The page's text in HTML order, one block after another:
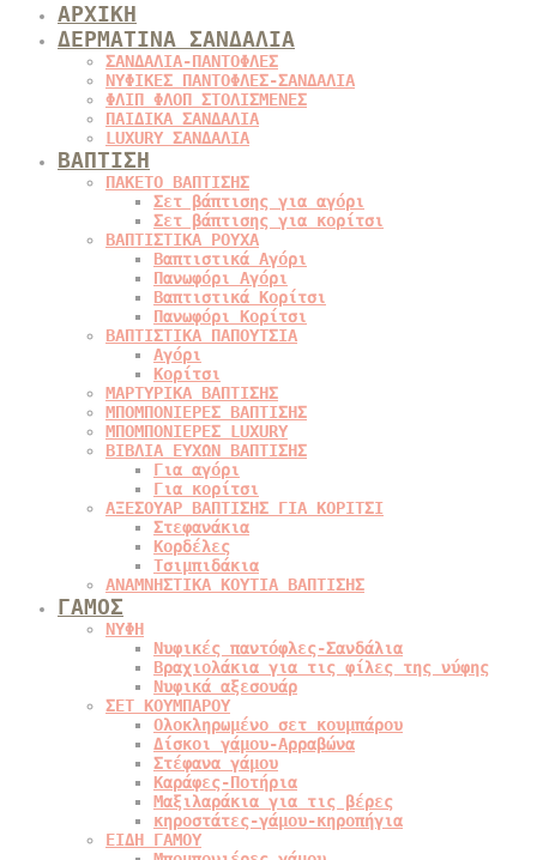
ΑΡΧΙΚΗ
ΔΕΡΜΑΤΙΝΑ ΣΑΝΔΑΛΙΑ
ΣΑΝΔΑΛΙΑ-ΠΑΝΤΟΦΛΕΣ
ΝΥΦΙΚΕΣ ΠΑΝΤΟΦΛΕΣ-ΣΑΝΔΑΛΙΑ
ΦΛΙΠ ΦΛΟΠ ΣΤΟΛΙΣΜΕΝΕΣ
ΠΑΙΔΙΚΑ ΣΑΝΔΑΛΙΑ
LUXURY ΣΑΝΔΑΛΙΑ
ΒΑΠΤΙΣΗ
ΠΑΚΕΤΟ ΒΑΠΤΙΣΗΣ
Σετ βάπτισης για αγόρι
Σετ βάπτισης για κορίτσι
ΒΑΠΤΙΣΤΙΚΑ ΡΟΥΧΑ
Βαπτιστικά Αγόρι
Πανωφόρι Αγόρι
Βαπτιστικά Κορίτσι
Πανωφόρι Κορίτσι
ΒΑΠΤΙΣΤΙΚΑ ΠΑΠΟΥΤΣΙΑ
Αγόρι
Κορίτσι
ΜΑΡΤΥΡΙΚΑ ΒΑΠΤΙΣΗΣ
ΜΠΟΜΠΟΝΙΕΡΕΣ ΒΑΠΤΙΣΗΣ
ΜΠΟΜΠΟΝΙΕΡΕΣ LUXURY
ΒΙΒΛΙΑ ΕΥΧΩΝ ΒΑΠΤΙΣΗΣ
Για αγόρι
Για κορίτσι
ΑΞΕΣΟΥΑΡ ΒΑΠΤΙΣΗΣ ΓΙΑ ΚΟΡΙΤΣΙ
Στεφανάκια
Κορδέλες
Τσιμπιδάκια
ΑΝΑΜΝΗΣΤΙΚΑ ΚΟΥΤΙΑ ΒΑΠΤΙΣΗΣ
ΓΑΜΟΣ
ΝΥΦΗ
Νυφικές παντόφλες-Σανδάλια
Βραχιολάκια για τις φίλες της νύφης
Νυφικά αξεσουάρ
ΣΕΤ ΚΟΥΜΠΑΡΟΥ
Ολοκληρωμένο σετ κουμπάρου
Δίσκοι γάμου-Αρραβώνα
Στέφανα γάμου
Καράφες-Ποτήρια
Μαξιλαράκια για τις βέρες
κηροστάτες-γάμου-κηροπήγια
ΕΙΔΗ ΓΑΜΟΥ